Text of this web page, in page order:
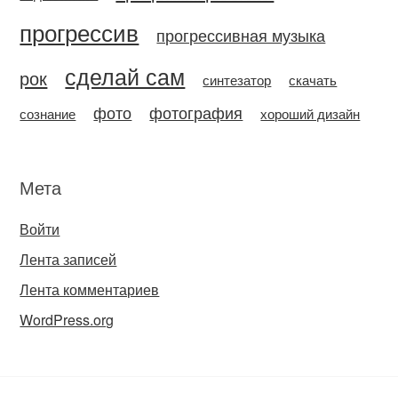
прогрессив прогрессивная музыка
рок сделай сам синтезатор
скачать
сознание
фото фотография хороший дизайн
Мета
Войти
Лента записей
Лента комментариев
WordPress.org